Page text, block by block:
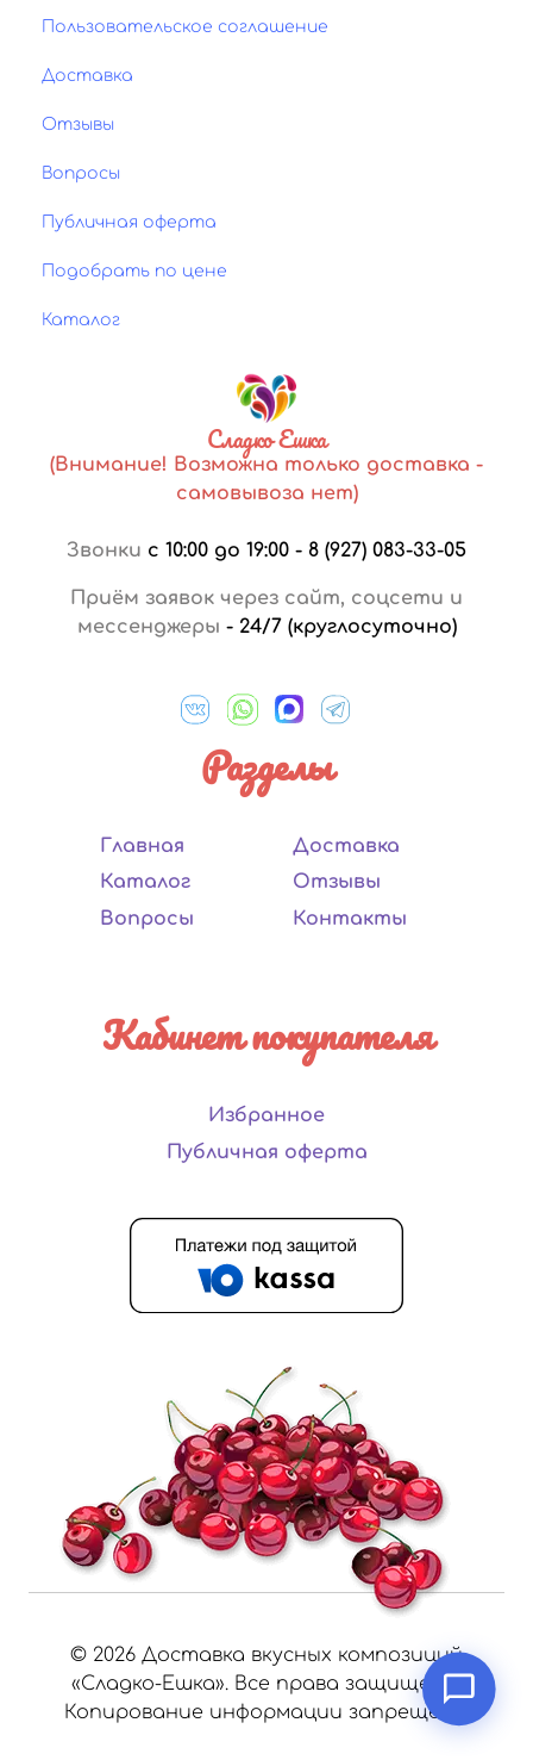
Пользовательское соглашение
Доставка
Отзывы
Вопросы
Публичная оферта
Подобрать по цене
Каталог
Сладко Ешка
(Внимание! Возможна только доставка -
самовывоза нет)
Звонки с 10:00 до 19:00 - 8 (927) 083-33-05
Приём заявок через сайт, соцсети и
мессенджеры - 24/7 (круглосуточно)
Разделы
Главная
Каталог
Вопросы
Доставка
Отзывы
Контакты
Кабинет покупателя
Избранное
Публичная оферта
© 2026 Доставка вкусных композиций
«Сладко-Ешка». Все права защищены.
Копирование информации запрещено.